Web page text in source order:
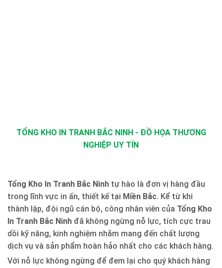
TỔNG KHO IN TRANH BẮC NINH - ĐỒ HỌA THƯƠNG
NGHIỆP UY TÍN
Tổng Kho In Tranh Bắc Ninh tự hào là đơn vị hàng đầu
trong lĩnh vực in ấn, thiết kế tại Miền Bắc. Kể từ khi
thành lập, đội ngũ cán bộ, công nhân viên của Tổng Kho
In Tranh Bắc Ninh đã không ngừng nỗ lực, tích cực trau
dồi kỹ năng, kinh nghiệm nhằm mang đến chất lượng
dịch vụ và sản phẩm hoàn hảo nhất cho các khách hàng.
Với nỗ lực không ngừng để đem lại cho quý khách hàng